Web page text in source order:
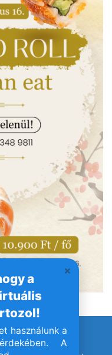
a
használunk a
A
fenntartva!